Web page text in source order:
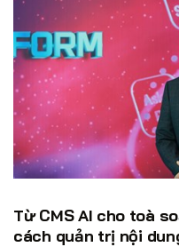
Từ CMS AI cho toà
cách quản trị nội